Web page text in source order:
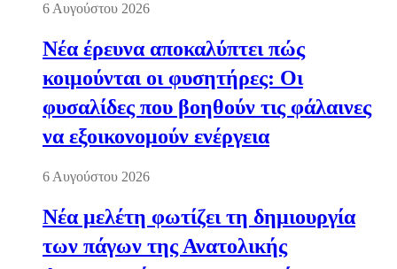
6 Αυγούστου 2026
Νέα έρευνα αποκαλύπτει πώς
κοιμούνται οι φυσητήρες: Οι
φυσαλίδες που βοηθούν τις φάλαινες
να εξοικονομούν ενέργεια
6 Αυγούστου 2026
Νέα μελέτη φωτίζει τη δημιουργία
των πάγων της Ανατολικής